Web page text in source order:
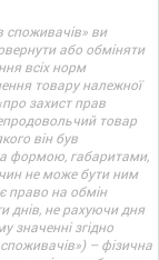
споживачів» ви
або обміняти
всіх норм
товару належної
захист прав
товар
він був
формою, габаритами,
не може бути ним
право на обмін
днів, не рахуючи дня
значенні згідно
– фізична